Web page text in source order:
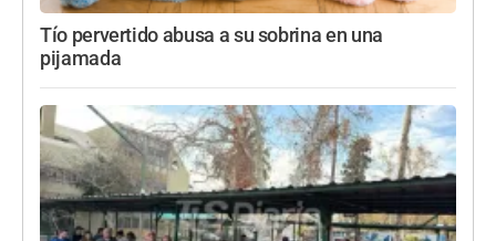
Tío pervertido abusa a su sobrina en una
pijamada